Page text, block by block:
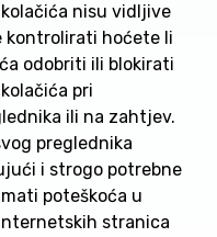
nisu vidljive
kontrolirati hoćete li
odobriti ili blokirati
pri
ili na zahtjev.
preglednika
i strogo potrebne
poteškoća u
stranica